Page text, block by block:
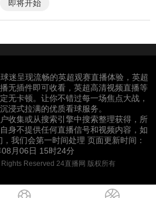
即将开始
迷呈现流畅的英超观赛直播体验，英超
无插件即可收看，英超高清视频直播等
无卡顿。让你不错过每一场焦点大战，
浸式拉满的优质看球服务。
收集或从搜索引擎中搜索整理获得，所
身不提供任何直播信号和视频内容，如
我们会第一时间处理 页面更新时间：
月06日 15时24分
Reserved 24直播网 版权所有